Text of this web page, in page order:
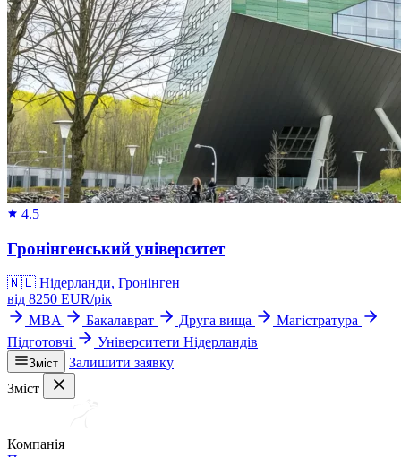
4.5
Гронінгенський університет
🇳🇱 Нідерланди, Гронінген
від 8250 EUR/рік
MBA
Бакалаврат Друга вища
Магістратура
Підготовчі
Університети Нідерландів
Зміст
Залишити заявку
Зміст
Компанія